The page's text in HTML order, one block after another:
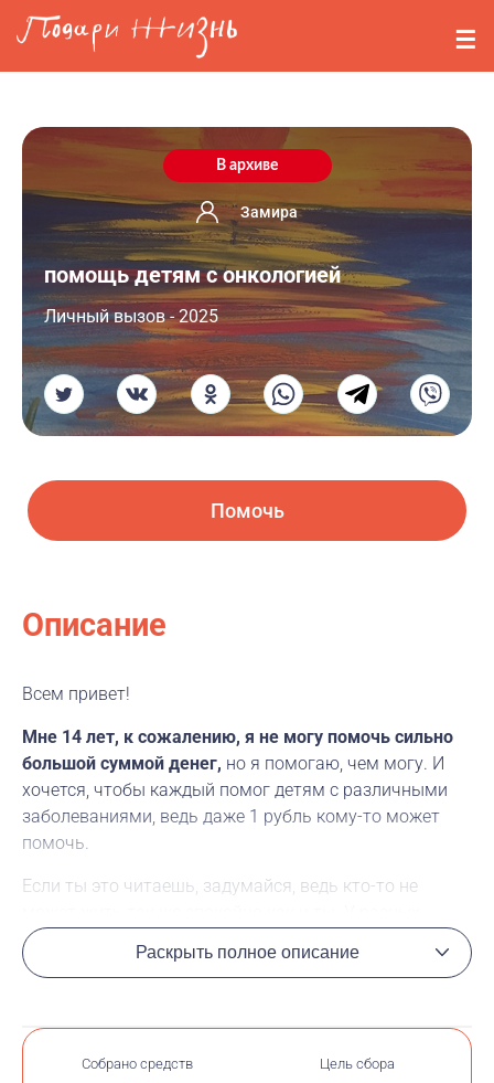
Перейти к основному содержанию
События
Вопросы
Войти
Регистрация
В архиве
Замира
помощь детям с онкологией
Личный вызов - 2025
Помочь
Описание
Всем привет!
Мне 14 лет, к сожалению, я не могу помочь сильно
большой суммой денег, но я помогаю, чем могу. И
хочется, чтобы каждый помог детям с различными
заболеваниями, ведь даже 1 рубль кому-то может
помочь.
Если ты это читаешь, задумайся, ведь кто-то не
людей есть различные заболевания, в последнее
время очень много про это прочитала. И всем
Им всем достаточно тяжело и всем им нужна
здоровая жизнь. Так что
давайте поможем им
Раскрыть полное описание
Собрано средств Цель сбора